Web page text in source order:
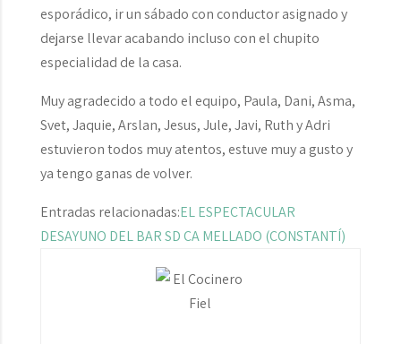
esporádico, ir un sábado con conductor asignado y
dejarse llevar acabando incluso con el chupito
especialidad de la casa.
Muy agradecido a todo el equipo, Paula, Dani, Asma,
Svet, Jaquie, Arslan, Jesus, Jule, Javi, Ruth y Adri
estuvieron todos muy atentos, estuve muy a gusto y
ya tengo ganas de volver.
Entradas relacionadas:EL ESPECTACULAR
DESAYUNO DEL BAR SD CA MELLADO (CONSTANTÍ)